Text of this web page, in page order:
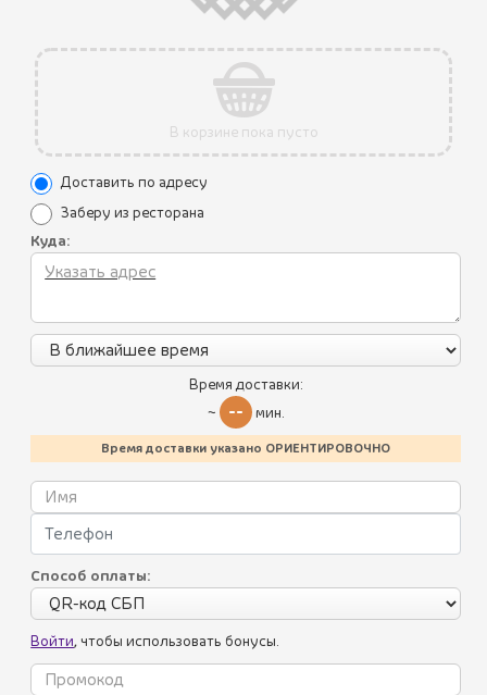
Пикник по-грузински
Пхали
Соусы
Салаты
Холодные закуски
Горячие закуски
В корзине пока пусто
Доставить по адресу
Заберу из ресторана
Куда:
Время доставки:
~
-- мин.
Время доставки указано ОРИЕНТИРОВОЧНО
Способ оплаты:
Войти, чтобы использовать бонусы.